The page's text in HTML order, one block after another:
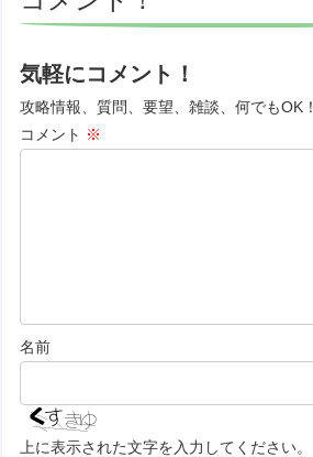
気軽にコメント！
攻略情報、質問、要望、雑談、何でもOK！
コメント ※
名前
上に表示された文字を入力してください。